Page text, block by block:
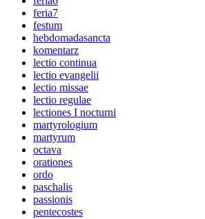
feria7
festum
hebdomadasancta
komentarz
lectio continua
lectio evangelii
lectio missae
lectio regulae
lectiones I nocturni
martyrologium
martyrum
octava
orationes
ordo
paschalis
passionis
pentecostes